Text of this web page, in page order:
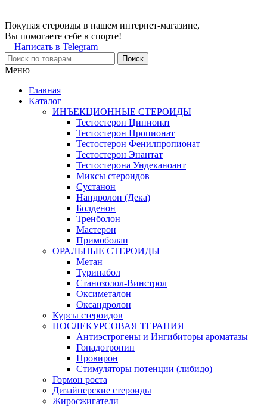
Покупая стероиды в нашем интернет-магазине,
Вы помогаете себе в спорте!
Написать в Telegram
Поиск
Меню
Главная
Каталог
ИНЪЕКЦИОННЫЕ СТЕРОИДЫ
Тестостерон Ципионат
Тестостерон Пропионат
Тестостерон Фенилпропионат
Тестостерон Энантат
Тестостерона Ундеканоант
Миксы стероидов
Сустанон
Нандролон (Дека)
Болденон
Тренболон
Мастерон
Примоболан
ОРАЛЬНЫЕ СТЕРОИДЫ
Метан
Туринабол
Станозолол-Винстрол
Оксиметалон
Оксандролон
Курсы стероидов
ПОСЛЕКУРСОВАЯ ТЕРАПИЯ
Антиэстрогены и Ингибиторы ароматазы
Гонадотропин
Провирон
Стимуляторы потенции (либидо)
Гормон роста
Дизайнерские стероиды
Жиросжигатели